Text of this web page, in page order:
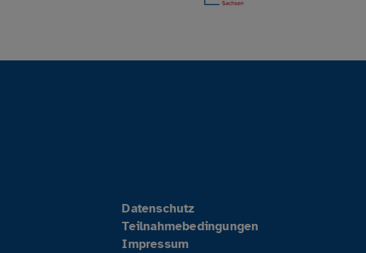
Datenschutz
Teilnahmebedingungen
Impressum